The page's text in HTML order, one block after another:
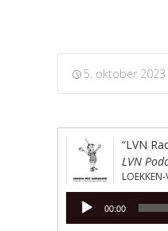
5. oktober 2023
“LVN
LVN
Lydafspiller
00:00